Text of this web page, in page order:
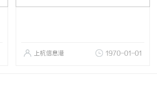
上杭信息港 1970-01-01